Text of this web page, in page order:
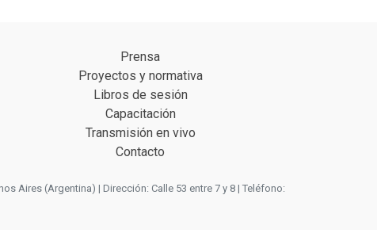
Prensa
Proyectos y normativa
Libros de sesión
Capacitación
Transmisión en vivo
Contacto
Aires (Argentina) | Dirección: Calle 53 entre 7 y 8 | Teléfono: